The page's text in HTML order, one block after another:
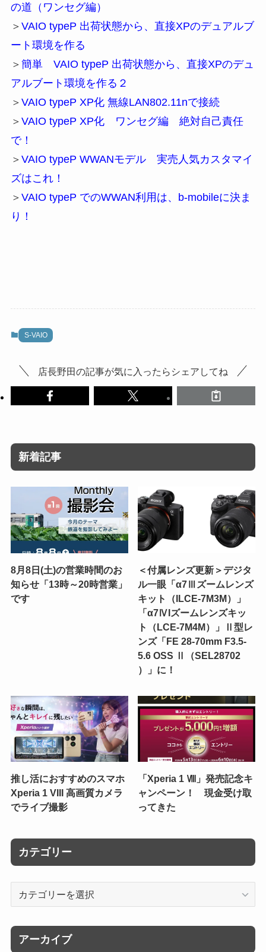
の道（ワンセグ編）
＞ VAIO typeP 出荷状態から、直接XPのデュアルブ
ート環境を作る
＞ 簡単 VAIO typeP 出荷状態から、直接XPのデュ
アルブート環境を作る２
＞ VAIO typeP XP化 無線LAN802.11nで接続
＞ VAIO typeP XP化 ワンセグ編 絶対自己責任
で！
＞ VAIO typeP WWANモデル 実売人気カスタマイ
ズはこれ！
＞ VAIO typeP でのWWAN利用は、b-mobileに決ま
り！
S-VAIO
店長野田の記事が気に入ったらシェアしてね
新着記事
8月8日(土)の営業時間のお
知らせ「13時～20時営業」
です
＜付属レンズ更新＞デジタ
ル一眼「α7Ⅲズームレンズ
キット（ILCE-7M3M）」
「α7ⅣIズームレンズキッ
ト（LCE-7M4M）」Ⅱ型レ
ンズ「FE 28-70mm F3.5-
5.6 OSS Ⅱ（SEL28702
）」に！
推し活におすすめのスマホ
Xperia 1 VIII 高画質カメラ
でライブ撮影
「Xperia 1 Ⅷ」発売記念キ
ャンペーン！ 現金受け取
ってきた
カテゴリー
リ
ー
アーカイブ